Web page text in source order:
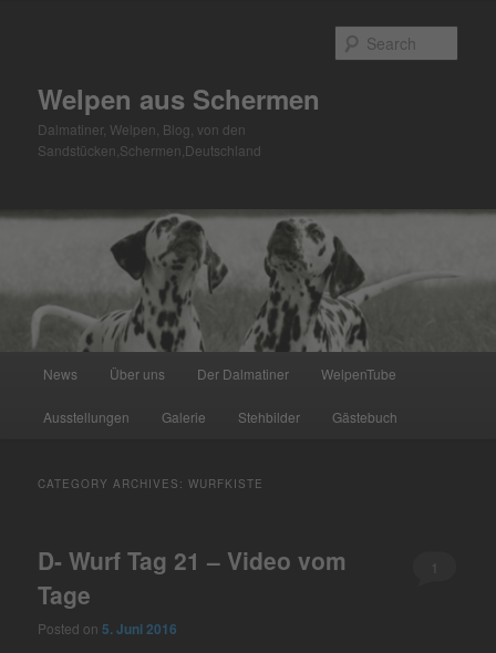
Welpen aus Schermen
Dalmatiner, Welpen, Blog, von den
Sandstücken,Schermen,Deutschland
News Über uns Der Dalmatiner WelpenTube
Ausstellungen Galerie Stehbilder Gästebuch
CATEGORY ARCHIVES:WURFKISTE
D- Wurf Tag 21 – Video vom
Tage
Posted on5. Juni 2016
1